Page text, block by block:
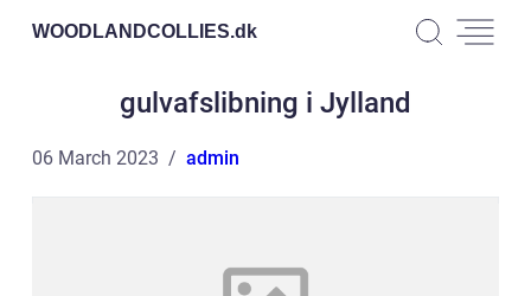
WOODLANDCOLLIES.dk
gulvafslibning i Jylland
06 March 2023 admin